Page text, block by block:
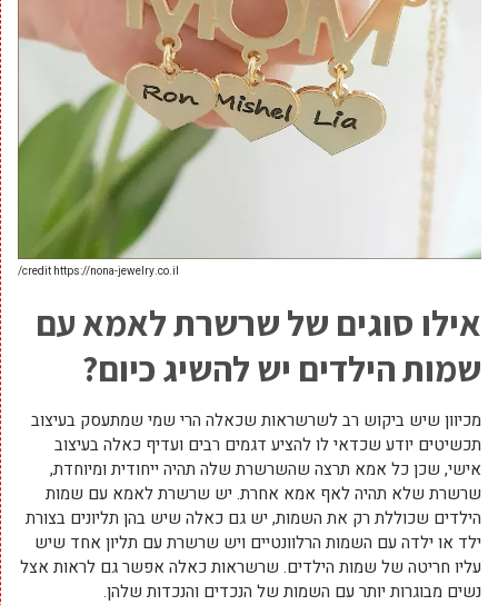
credit https://nona-jewelry.co.il/
אילו סוגים של שרשרת לאמא עם
שמות הילדים יש להשיג כיום?
מכיוון שיש ביקוש רב לשרשראות שכאלה הרי שמי שמתעסק בעיצוב
תכשיטים יודע שכדאי לו להציע דגמים רבים ועדיף כאלה בעיצוב
אישי, שכן כל אמא תרצה שהשרשרת שלה תהיה ייחודית ומיוחדת,
שרשרת שלא תהיה לאף אמא אחרת. יש שרשרת לאמא עם שמות
הילדים שכוללת רק את השמות, יש גם כאלה שיש בהן תליונים בצורת
ילד או ילדה עם השמות הרלוונטיים ויש שרשרת עם תליון אחד שיש
עליו חריטה של שמות הילדים. שרשראות כאלה אפשר גם לראות אצל
נשים מבוגרות יותר עם השמות של הנכדים והנכדות שלהן.